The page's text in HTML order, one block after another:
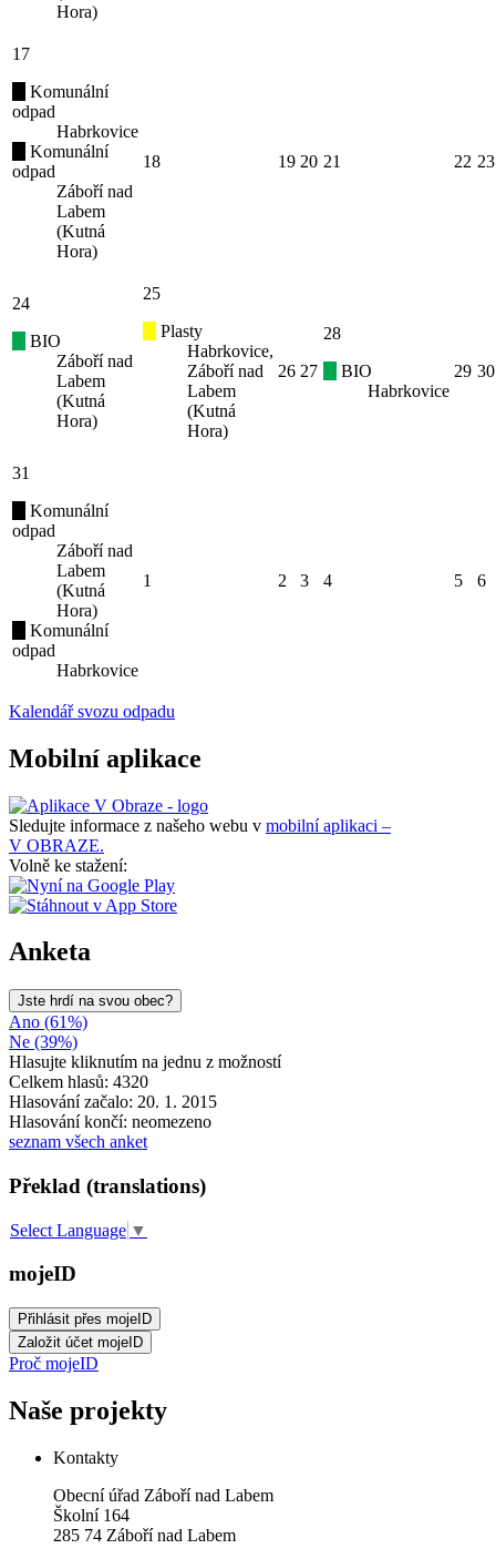
Hora)
17
Komunální
odpad
Habrkovice
Komunální
odpad
Záboří nad
Labem
(Kutná
Hora)
18 19 20 21 22 23
24
BIO
Záboří nad
Labem
(Kutná
Hora)
25
Plasty
Habrkovice,
Záboří nad
Labem
(Kutná
Hora)
26 27
28
BIO
Habrkovice
29 30
31
Komunální
odpad
Záboří nad
Labem
(Kutná
Hora)
Komunální
odpad
Habrkovice
1 2 3 4 5 6
Kalendář svozu odpadu
Mobilní aplikace
Sledujte informace z našeho webu v mobilní aplikaci –
V OBRAZE.
Volně ke stažení:
Anketa
Jste hrdí na svou obec?
Ano (61%)
Ne (39%)
Hlasujte kliknutím na jednu z možností
Celkem hlasů: 4320
Hlasování začalo: 20. 1. 2015
Hlasování končí: neomezeno
seznam všech anket
Překlad (translations)
Select Language ▼
mojeID
Proč mojeID
Naše projekty
Kontakty
Obecní úřad Záboří nad Labem
Školní 164
285 74 Záboří nad Labem